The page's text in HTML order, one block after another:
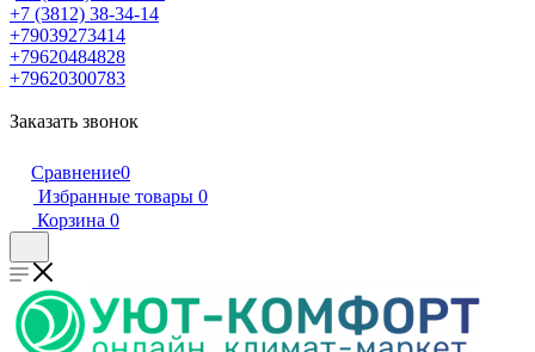
+7 (3812) 38-34-14
+79039273414
+79620484828
+79620300783
Заказать звонок
Сравнение0
Избранные товары 0
Корзина 0